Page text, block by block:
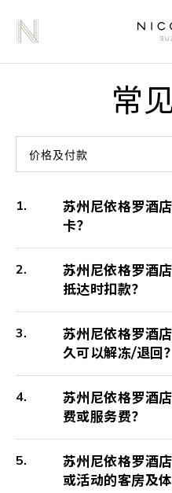
常
价格及付款
苏州尼依格罗酒
卡？
苏州尼依格罗酒
抵达时扣款？
苏州尼依格罗酒
久可以解冻/退回？
苏州尼依格罗酒
费或服务费？
苏州尼依格罗酒
或活动的客房及体